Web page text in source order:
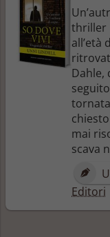
thriller
all’età
Dahle,
mai
scava
Editori